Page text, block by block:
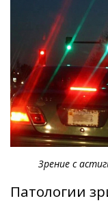
Зрение с
Патологии